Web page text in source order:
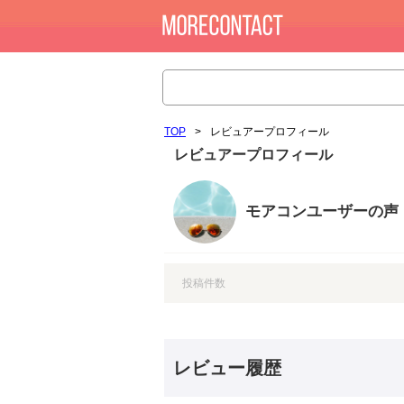
TOP > レビュアープロフィール
レビュアープロフィール
モアコンユーザーの声
投稿件数
レビュー履歴